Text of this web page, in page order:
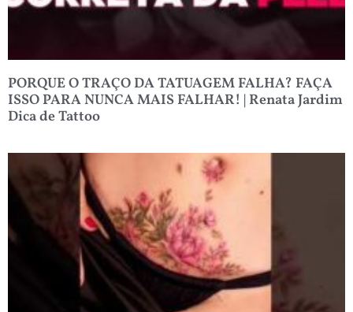
PORQUE O TRAÇO DA TATUAGEM FALHA? FAÇA
ISSO PARA NUNCA MAIS FALHAR! | Renata Jardim
Dica de Tattoo